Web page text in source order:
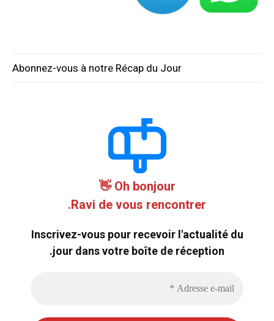
Abonnez-vous à notre Récap du Jour
Oh bonjour 👋
Ravi de vous rencontrer.
Inscrivez-vous pour recevoir l'actualité du
jour dans votre boîte de réception.